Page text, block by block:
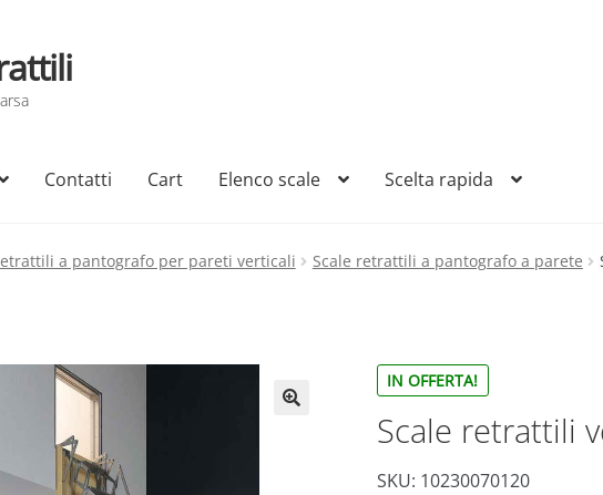
Contatti Cart Elenco scale Scelta rapida
a pantografo per pareti verticali Scale retrattili a pantografo a parete
IN OFFERTA!
Scale retrattili
SKU: 10230070120